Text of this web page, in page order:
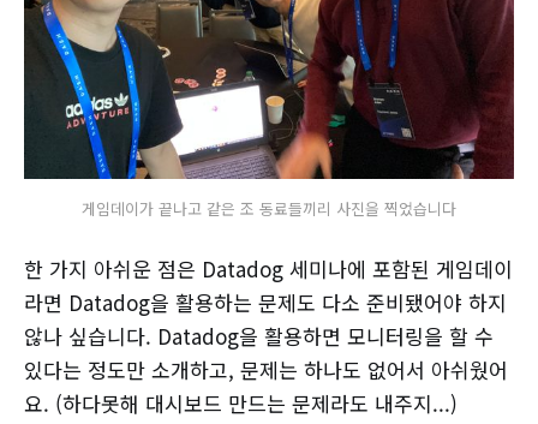
게임데이가 끝나고 같은 조 동료들끼리 사진을 찍었습니다
한 가지 아쉬운 점은 Datadog 세미나에 포함된 게임데이
라면 Datadog을 활용하는 문제도 다소 준비됐어야 하지
않나 싶습니다. Datadog을 활용하면 모니터링을 할 수
있다는 정도만 소개하고, 문제는 하나도 없어서 아쉬웠어
요. (하다못해 대시보드 만드는 문제라도 내주지...)